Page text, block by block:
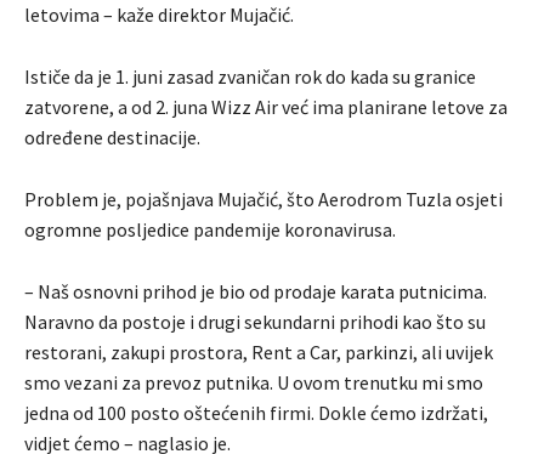
letovima – kaže direktor Mujačić.
Ističe da je 1. juni zasad zvaničan rok do kada su granice
zatvorene, a od 2. juna Wizz Air već ima planirane letove za
određene destinacije.
Problem je, pojašnjava Mujačić, što Aerodrom Tuzla osjeti
ogromne posljedice pandemije koronavirusa.
– Naš osnovni prihod je bio od prodaje karata putnicima.
Naravno da postoje i drugi sekundarni prihodi kao što su
restorani, zakupi prostora, Rent a Car, parkinzi, ali uvijek
smo vezani za prevoz putnika. U ovom trenutku mi smo
jedna od 100 posto oštećenih firmi. Dokle ćemo izdržati,
vidjet ćemo – naglasio je.